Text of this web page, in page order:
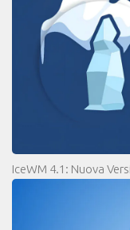
IceWM 4.1: Nuova